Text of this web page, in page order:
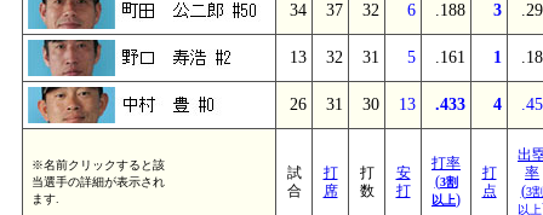
34 37 32 6 .188 3
13 32 31 5 .161 1
26 31 30 13 .433 4
※名前クリックすると該
当選手の詳細が表示され
ます.
試
合
打
席
打
数
安
打
打率
(3割
以上)
打
点
出
率
(3割
以上